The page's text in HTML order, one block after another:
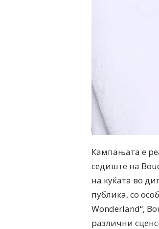
Кампањата е
седиште на
на куќата во
публика, со
Wonderland“,
различни